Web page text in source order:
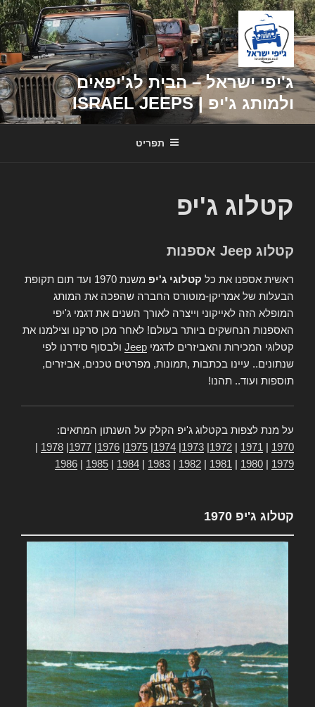
דילוג
לתוכן
ג'יפי ישראל – הבית לג'יפאים
ולמותג ג'יפ | ISRAEL JEEPS
תפריט
קטלוג ג'יפ
קטלוג Jeep אספנות
ראשית אספנו את כל קטלוגי ג'יפ
משנת 1970 ועד תום תקופת
הבעלות של אמריקן-מוטורס החברה שהפכה את המותג
המופלא הזה לאייקוני וייצרה לאורך השנים את דגמי ג'יפי
האספנות הנחשקים ביותר בעולם! לאחר מכן סרקנו וצילמנו את
קטלוגי המכירות והאביזרים לדגמי Jeep ולבסוף סידרנו לפי
שנתונים.. עיינו בכתבות ,תמונות, מפרטים טכנים, אביזרים,
תוספות ועוד.. תהנו!
על מנת לצפות בקטלוג ג'יפ הקלק על השנתון המתאים:
1970
1971
1972
1973
1974
1975
1976
1977
1978
1979
1980
1981
1982
1983
1984
1985
1986
קטלוג ג'יפ 1970